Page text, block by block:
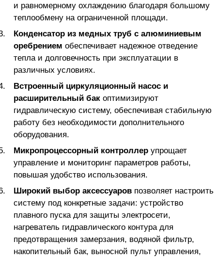
и равномерному охлаждению благодаря большому
теплообмену на ограниченной площади.
Конденсатор из медных труб с алюминиевым
оребрением обеспечивает надежное отведение
тепла и долговечность при эксплуатации в
различных условиях.
Встроенный циркуляционный насос и
расширительный бак оптимизируют
гидравлическую систему, обеспечивая стабильную
работу без необходимости дополнительного
оборудования.
Микропроцессорный контроллер упрощает
управление и мониторинг параметров работы,
повышая удобство использования.
Широкий выбор аксессуаров позволяет настроить
систему под конкретные задачи: устройство
плавного пуска для защиты электросети,
нагреватель гидравлического контура для
предотвращения замерзания, водяной фильтр,
накопительный бак, выносной пульт управления,